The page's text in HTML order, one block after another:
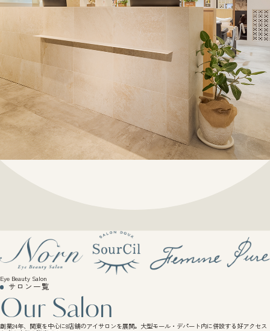
Eye Beauty Salon
サロン一覧
Our Salon
創業24年、関東を中心に8店舗のアイサロンを展開。大型モール・デパート内に併設する好アクセス